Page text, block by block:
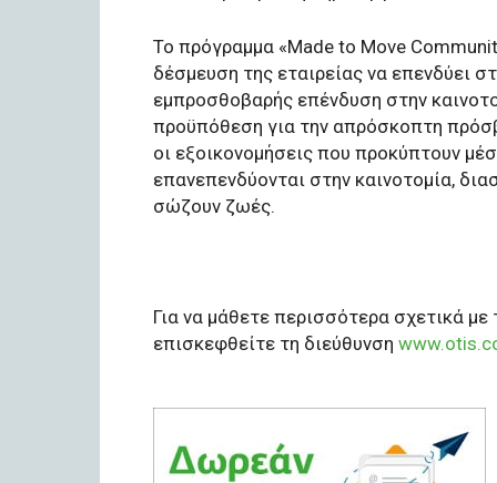
Το πρόγραμμα «Made to Move
δέσμευση της εταιρείας να επενδύει
εμπροσθοβαρής επένδυση στην
προϋπόθεση για την απρόσκοπτη
οι εξοικονομήσεις που προκύπτουν
επανεπενδύονται στην καινοτομία,
σώζουν ζωές.
Για να μάθετε περισσότερα σχετικά
επισκεφθείτε τη διεύθυνση